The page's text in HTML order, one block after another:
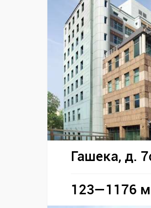
Гашека, д.
123—1176